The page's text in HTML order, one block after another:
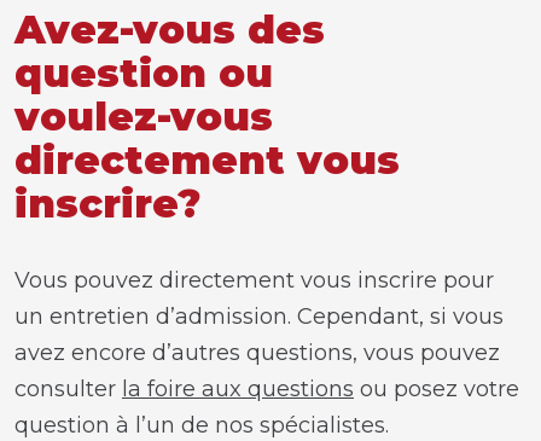
Avez-vous des
question ou
voulez-vous
directement vous
inscrire?
Vous pouvez directement vous inscrire pour
un entretien d’admission. Cependant, si vous
avez encore d’autres questions, vous pouvez
consulter la foire aux questions ou posez votre
question à l’un de nos spécialistes.